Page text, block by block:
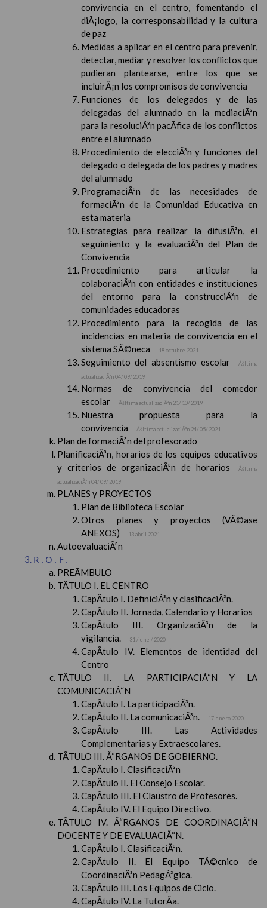
convivencia en el centro, fomentando el
diÃ¡logo, la corresponsabilidad y la cultura
de paz
Medidas a aplicar en el centro para prevenir,
detectar, mediar y resolver los conflictos que
pudieran plantearse, entre los que se
incluirÃ¡n los compromisos de convivencia
Funciones de los delegados y de las
delegadas del alumnado en la mediaciÃ³n
para la resoluciÃ³n pacÃ­fica de los conflictos
entre el alumnado
Procedimiento de elecciÃ³n y funciones del
delegado o delegada de los padres y madres
del alumnado
ProgramaciÃ³n de las necesidades de
formaciÃ³n de la Comunidad Educativa en
esta materia
Estrategias para realizar la difusiÃ³n, el
seguimiento y la evaluaciÃ³n del Plan de
Convivencia
Procedimiento para articular la
colaboraciÃ³n con entidades e instituciones
del entorno para la construcciÃ³n de
comunidades educadoras
Procedimiento para la recogida de las
incidencias en materia de convivencia en el
sistema SÃ©neca
18 octubre 2021
Seguimiento del absentismo escolar
Ãšltima
actualizaciÃ³n 04/ 09/ 2019
Normas de convivencia del comedor
escolar
Ãšltima actualizaciÃ³n 21/ 10/ 2019
Nuestra propuesta para la
convivencia
Ãšltima actualizaciÃ³n 24/ 05/ 2021
Plan de formaciÃ³n del profesorado
PlanificaciÃ³n, horarios de los equipos educativos
y criterios de organizaciÃ³n de horarios
Ãšltima
actualizaciÃ³n 04/ 09/ 2019
PLANES y PROYECTOS
Plan de Biblioteca Escolar
Otros planes y proyectos (VÃ©ase
ANEXOS)
13 abril 2021
AutoevaluaciÃ³n
R.O.F.
PREÃMBULO
TÃTULO I. EL CENTRO
CapÃ­tulo I. DefiniciÃ³n y clasificaciÃ³n.
CapÃ­tulo II. Jornada, Calendario y Horarios
CapÃ­tulo III. OrganizaciÃ³n de la
vigilancia.
31 / ene / 2020
CapÃ­tulo IV. Elementos de identidad del
Centro
TÃTULO II. LA PARTICIPACIÃ“N Y LA
COMUNICACIÃ“N
CapÃ­tulo I. La participaciÃ³n.
CapÃ­tulo II. La comunicaciÃ³n.
17 enero 2020
CapÃ­tulo III. Las Actividades
Complementarias y Extraescolares.
TÃTULO III. Ã“RGANOS DE GOBIERNO.
CapÃ­tulo I. ClasificaciÃ³n
CapÃ­tulo II. El Consejo Escolar.
CapÃ­tulo III. El Claustro de Profesores.
CapÃ­tulo IV. El Equipo Directivo.
TÃTULO IV. Ã“RGANOS DE COORDINACIÃ“N
DOCENTE Y DE EVALUACIÃ“N.
CapÃ­tulo I. ClasificaciÃ³n.
CapÃ­tulo II. El Equipo TÃ©cnico de
CoordinaciÃ³n PedagÃ³gica.
CapÃ­tulo III. Los Equipos de Ciclo.
CapÃ­tulo IV. La TutorÃ­a.